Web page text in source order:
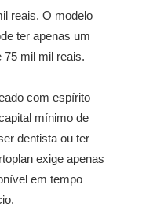
reais. O modelo
ter apenas um
75 mil mil reais.
com espírito
mínimo de
dentista ou ter
exige apenas
em tempo